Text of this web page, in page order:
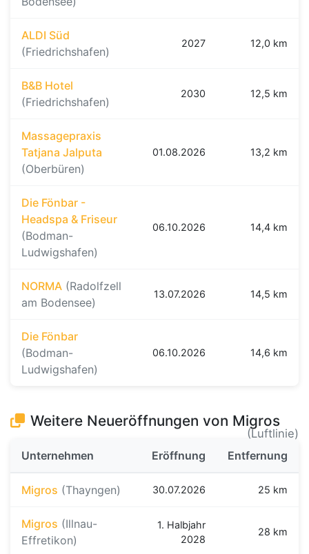
ALDI Süd
(Friedrichshafen)
2027 12,0 km
B&B Hotel
(Friedrichshafen)
2030 12,5 km
Massagepraxis
Tatjana Jalputa
(Oberbüren)
01.08.2026 13,2 km
Die Fönbar -
Headspa & Friseur
(Bodman-
Ludwigshafen)
06.10.2026 14,4 km
NORMA (Radolfzell
am Bodensee)
13.07.2026 14,5 km
Die Fönbar
(Bodman-
Ludwigshafen)
06.10.2026 14,6 km
Weitere Neueröffnungen von Migros
(Luftlinie)
Unternehmen
Eröffnung Entfernung
Migros (Thayngen) 30.07.2026 25 km
Migros (Illnau-
Effretikon)
1. Halbjahr
2028
28 km